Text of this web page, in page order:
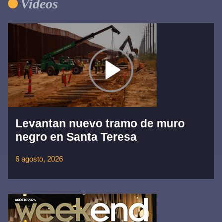
Videos
Levantan nuevo tramo de muro
negro en Santa Teresa
6 agosto, 2026